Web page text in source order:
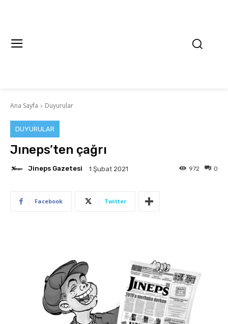
Ana Sayfa Duyurular
DUYURULAR
Jıneps’ten çağrı
Jineps Gazetesi 1 Şubat 2021 0
972
Facebook Twitter